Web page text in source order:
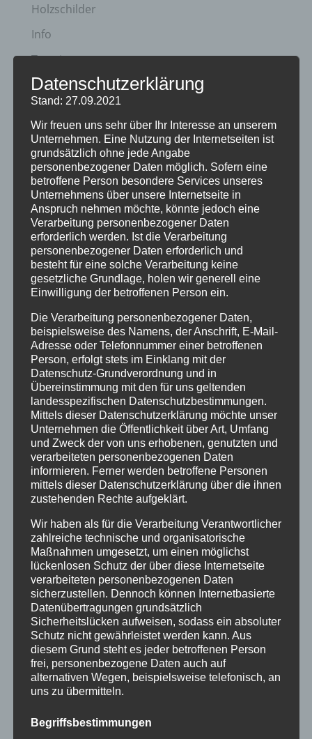
Holzschilder
Info
Termine
Archiv
April 2023
Januar 2021
Juli 2020
März 2018
Dezember 2017
März 2017
November 2016
August 2016
Juli 2016
Juni 2016
Mai 2016
März 2016
Februar 2016
Januar 2016
November 2015
September 2015
August 2015
Juli 2015
Juni 2015
Schlagworte
allgäu Allgäuer Festwoche allgäuer holzschilder
angebote aus holz ausstellung bayern echtholz
einzelanfertigungen firmenschilder gelasert
holz holzbearbeitung
Datenschutzerklärung
Stand: 27.09.2021
Wir freuen uns sehr über Ihr Interesse an unserem
Unternehmen. Eine Nutzung der Internetseiten ist
grundsätzlich ohne jede Angabe
personenbezogener Daten möglich. Sofern eine
betroffene Person besondere Services unseres
Unternehmens über unsere Internetseite in
Anspruch nehmen möchte, könnte jedoch eine
Verarbeitung personenbezogener Daten
erforderlich werden. Ist die Verarbeitung
personenbezogener Daten erforderlich und
besteht für eine solche Verarbeitung keine
gesetzliche Grundlage, holen wir generell eine
Einwilligung der betroffenen Person ein.
Die Verarbeitung personenbezogener Daten,
beispielsweise des Namens, der Anschrift, E-Mail-
Adresse oder Telefonnummer einer betroffenen
Person, erfolgt stets im Einklang mit der
Datenschutz-Grundverordnung und in
Übereinstimmung mit den für uns geltenden
landesspezifischen Datenschutzbestimmungen.
Mittels dieser Datenschutzerklärung möchte unser
Unternehmen die Öffentlichkeit über Art, Umfang
und Zweck der von uns erhobenen, genutzten und
verarbeiteten personenbezogenen Daten
informieren. Ferner werden betroffene Personen
mittels dieser Datenschutzerklärung über die ihnen
zustehenden Rechte aufgeklärt.
Wir haben als für die Verarbeitung Verantwortlicher
zahlreiche technische und organisatorische
Maßnahmen umgesetzt, um einen möglichst
lückenlosen Schutz der über diese Internetseite
verarbeiteten personenbezogenen Daten
sicherzustellen. Dennoch können Internetbasierte
Datenübertragungen grundsätzlich
Sicherheitslücken aufweisen, sodass ein absoluter
Schutz nicht gewährleistet werden kann. Aus
diesem Grund steht es jeder betroffenen Person
frei, personenbezogene Daten auch auf
alternativen Wegen, beispielsweise telefonisch, an
uns zu übermitteln.
Begriffsbestimmungen